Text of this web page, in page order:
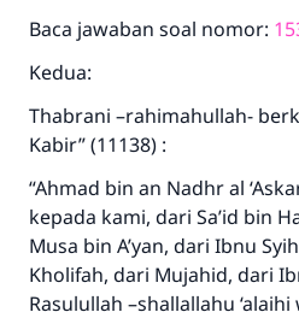
Baca jawaban soal nomor:
Kedua:
Thabrani –rahimahullah-
Kabir” (11138) :
“Ahmad bin an Nadhr al
kepada kami, dari Sa’id bin
Musa bin A’yan, dari Ibnu
Kholifah, dari Mujahid, dari
Rasulullah –shallallahu